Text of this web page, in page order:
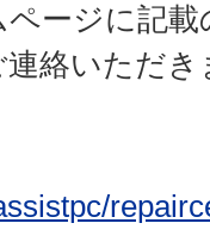
ージに記
絡いただ